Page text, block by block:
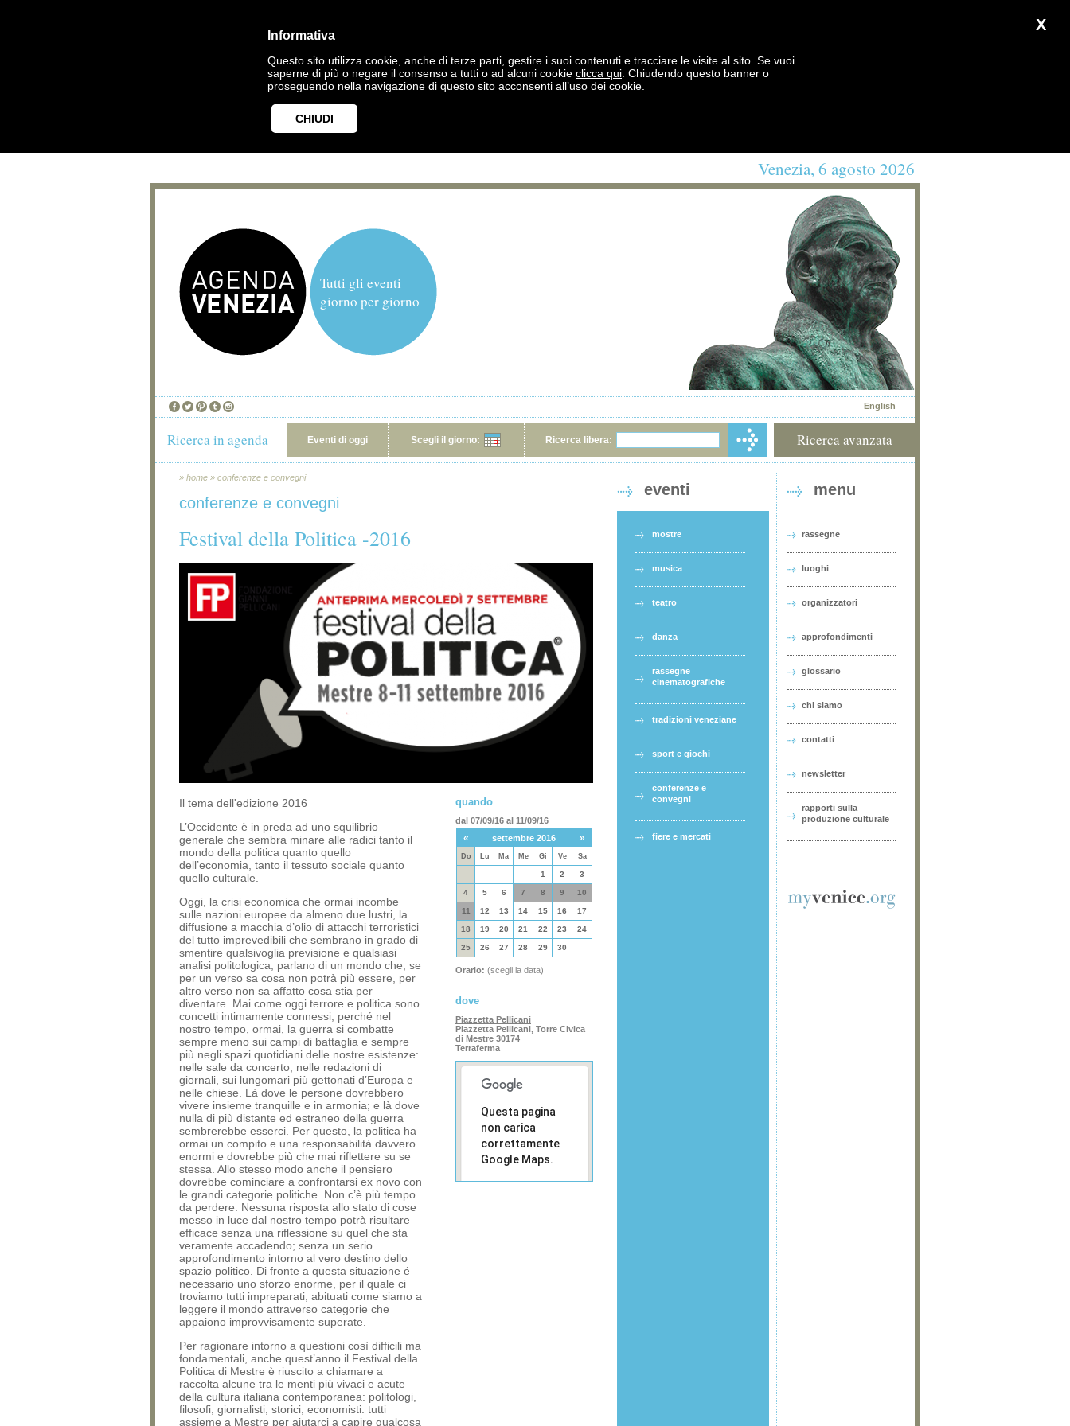
X
Informativa
Questo sito utilizza cookie, anche di terze parti, gestire i suoi contenuti e tracciare le visite al sito. Se vuoi
saperne di più o negare il consenso a tutti o ad alcuni cookie clicca qui . Chiudendo questo banner o
proseguendo nella navigazione di questo sito acconsenti all’uso dei cookie.
CHIUDI
Venezia, 6 agosto 2026
Tutti gli eventi
giorno per giorno
English
Ricerca in agenda Eventi di oggi Scegli il giorno: Ricerca libera: Ricerca avanzata
» home » conferenze e convegni
conferenze e convegni
Festival della Politica -2016
Il tema dell'edizione 2016
L’Occidente è in preda ad uno squilibrio
generale che sembra minare alle radici tanto il
mondo della politica quanto quello
dell’economia, tanto il tessuto sociale quanto
quello culturale.
Oggi, la crisi economica che ormai incombe
sulle nazioni europee da almeno due lustri, la
diffusione a macchia d’olio di attacchi terroristici
del tutto imprevedibili che sembrano in grado di
smentire qualsivoglia previsione e qualsiasi
analisi politologica, parlano di un mondo che, se
per un verso sa cosa non potrà più essere, per
altro verso non sa affatto cosa stia per
diventare. Mai come oggi terrore e politica sono
concetti intimamente connessi; perché nel
nostro tempo, ormai, la guerra si combatte
sempre meno sui campi di battaglia e sempre
più negli spazi quotidiani delle nostre esistenze:
nelle sale da concerto, nelle redazioni di
giornali, sui lungomari più gettonati d’Europa e
nelle chiese. Là dove le persone dovrebbero
vivere insieme tranquille e in armonia; e là dove
nulla di più distante ed estraneo della guerra
sembrerebbe esserci. Per questo, la politica ha
ormai un compito e una responsabilità davvero
enormi e dovrebbe più che mai riflettere su se
stessa. Allo stesso modo anche il pensiero
dovrebbe cominciare a confrontarsi ex novo con
le grandi categorie politiche. Non c’è più tempo
da perdere. Nessuna risposta allo stato di cose
messo in luce dal nostro tempo potrà risultare
efficace senza una riflessione su quel che sta
veramente accadendo; senza un serio
approfondimento intorno al vero destino dello
spazio politico. Di fronte a questa situazione é
necessario uno sforzo enorme, per il quale ci
troviamo tutti impreparati; abituati come siamo a
leggere il mondo attraverso categorie che
appaiono improvvisamente superate.
Per ragionare intorno a questioni così difficili ma
fondamentali, anche quest’anno il Festival della
Politica di Mestre è riuscito a chiamare a
raccolta alcune tra le menti più vivaci e acute
della cultura italiana contemporanea: politologi,
filosofi, giornalisti, storici, economisti: tutti
assieme a Mestre per aiutarci a capire qualcosa
quando
dal 07/09/16 al 11/09/16
« settembre 2016 »
Do Lu Ma Me Gi Ve Sa
1 2 3
4 5 6 7 8 9 10
11 12 13 14 15 16 17
18 19 20 21 22 23 24
25 26 27 28 29 30
Orario: (scegli la data)
dove
Piazzetta Pellicani
Piazzetta Pellicani, Torre Civica
di Mestre 30174
Terraferma
Questa pagina
non carica
correttamente
Google Maps.
eventi
mostre
musica
teatro
danza
rassegne
cinematografiche
tradizioni veneziane
sport e giochi
conferenze e
convegni
fiere e mercati
menu
rassegne
luoghi
organizzatori
approfondimenti
glossario
chi siamo
contatti
newsletter
rapporti sulla
produzione culturale